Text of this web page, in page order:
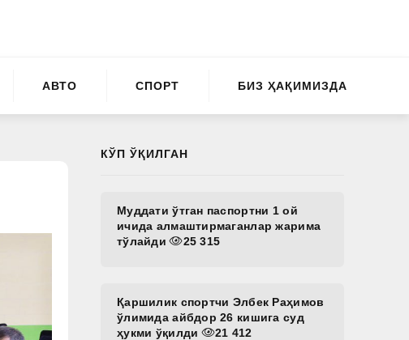
АВТО СПОРТ БИЗ ҲАҚИМИЗДА
КЎП ЎҚИЛГАН
Муддати ўтган паспортни 1 ой
ичида алмаштирмаганлар жарима
тўлайди
25 315
Қаршилик спортчи Элбек Раҳимов
ўлимида айбдор 26 кишига суд
ҳукми ўқилди
21 412